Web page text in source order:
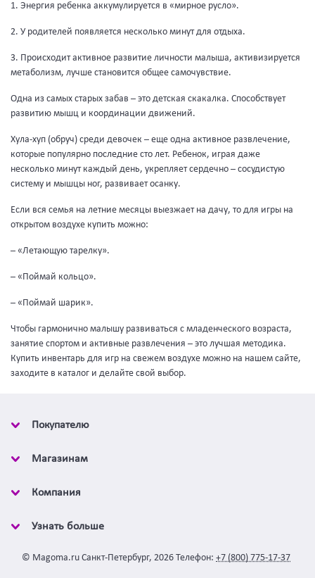
1. Энергия ребенка аккумулируется в «мирное русло».
2. У родителей появляется несколько минут для отдыха.
3. Происходит активное развитие личности малыша, активизируется
метаболизм, лучше становится общее самочувствие.
Одна из самых старых забав – это детская скакалка. Способствует
развитию мышц и координации движений.
Хула-хуп (обруч) среди девочек – еще одна активное развлечение,
которые популярно последние сто лет. Ребенок, играя даже
несколько минут каждый день, укрепляет сердечно – сосудистую
систему и мышцы ног, развивает осанку.
Если вся семья на летние месяцы выезжает на дачу, то для игры на
открытом воздухе купить можно:
– «Летающую тарелку».
– «Поймай кольцо».
– «Поймай шарик».
Чтобы гармонично малышу развиваться с младенческого возраста,
занятие спортом и активные развлечения – это лучшая методика.
Купить инвентарь для игр на свежем воздухе можно на нашем сайте,
заходите в каталог и делайте свой выбор.
Покупателю
Магазинам
Компания
Узнать больше
© Magoma.ru Санкт-Петербург, 2026 Телефон: +7 (800) 775-17-37